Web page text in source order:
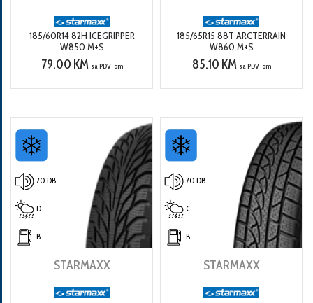
185/60R14 82H ICEGRIPPER
W850 M+S
79.00 KM sa PDV-om
185/65R15 88T ARCTERRAIN
W860 M+S
85.10 KM sa PDV-om
70 DB
D
B
STARMAXX
70 DB
C
B
STARMAXX